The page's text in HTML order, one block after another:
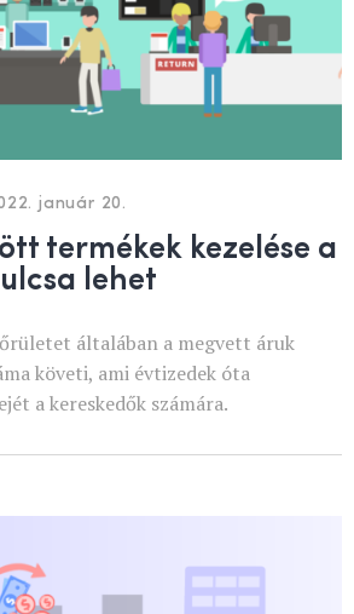
január 20.
termékek kezelése a
lehet
általában a megvett áruk
követi, ami évtizedek óta
a kereskedők számára.